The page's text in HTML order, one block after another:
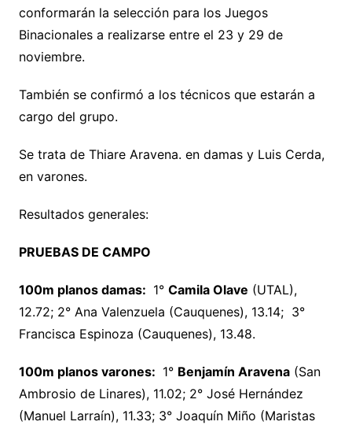
conformarán la selección para los Juegos
Binacionales a realizarse entre el 23 y 29 de
noviembre.
También se confirmó a los técnicos que estarán a
cargo del grupo.
Se trata de Thiare Aravena. en damas y Luis Cerda,
en varones.
Resultados generales:
PRUEBAS DE CAMPO
100m planos damas: 1° Camila Olave (UTAL),
12.72; 2° Ana Valenzuela (Cauquenes), 13.14; 3°
Francisca Espinoza (Cauquenes), 13.48.
100m planos varones: 1° Benjamín Aravena(San
Ambrosio de Linares), 11.02; 2° José Hernández
(Manuel Larraín), 11.33; 3° Joaquín Miño (Maristas